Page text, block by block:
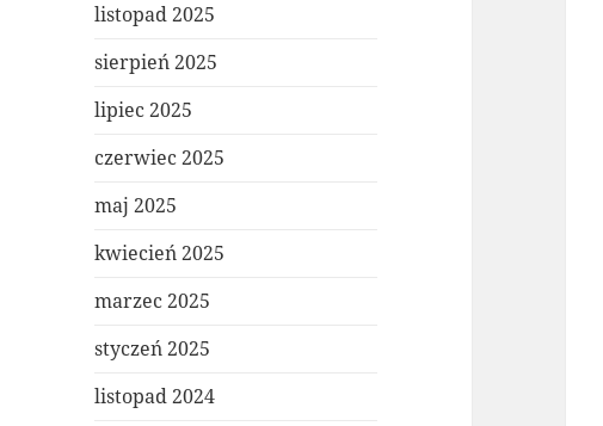
listopad 2025
sierpień 2025
lipiec 2025
czerwiec 2025
maj 2025
kwiecień 2025
marzec 2025
styczeń 2025
listopad 2024